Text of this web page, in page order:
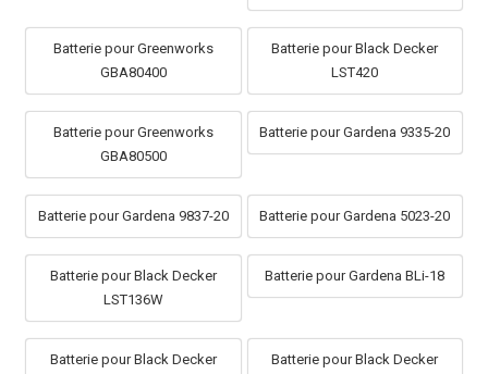
Batterie pour Greenworks
GBA80400
Batterie pour Black Decker
LST420
Batterie pour Greenworks
GBA80500
Batterie pour Gardena 9335-20
Batterie pour Gardena 9837-20 Batterie pour Gardena 5023-20
Batterie pour Black Decker
LST136W
Batterie pour Gardena BLi-18
Batterie pour Black Decker
Batterie pour Black Decker